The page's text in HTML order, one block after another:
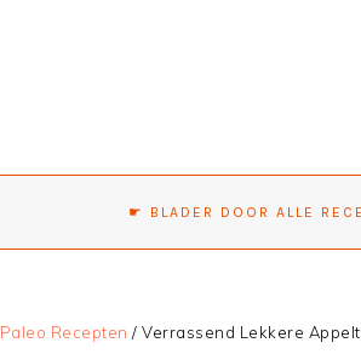
☛ BLADER DOOR ALLE
Paleo Recepten / Verrassend Lekkere